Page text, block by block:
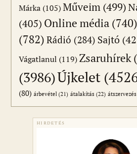
Márka (105) Műveim (499)
(405) Online média (740)
(782) Rádió (284) Sajtó
Vágatlanul (119)Zsaruhírek
(3986)Újkelet
(80) árbevétel (21) átalakítás (22) átszervezés
HIRDETÉS